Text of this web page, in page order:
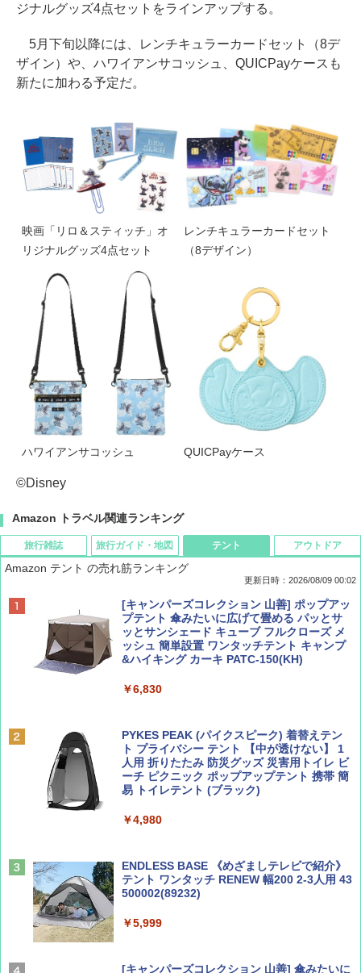
ジナルグッズ4点セットをラインアップする。
5月下旬以降には、レンチキュラーカードセット（8デ
ザイン）や、ハワイアンサコッシュ、QUICPayケースも
新たに加わる予定だ。
映画「リロ＆スティッチ」オ
リジナルグッズ4点セット
レンチキュラーカードセット
（8デザイン）
ハワイアンサコッシュ QUICPayケース
©Disney
Amazon トラベル関連ランキング
旅行雑誌
BE-PAL(ビ-パル) 2026年 9 月号【特別付録:
SOTO ミニマル"旅"財布 ランダム2種】
￥1,500
￥713
旅行ガイド・地図
D40 地球の歩き方 チェンマイ タイ北部の魅
力的な町 2026～2027 地球の歩き方D アジア
￥2,079
￥2,695
球の歩き方A ヨーロッパ
ァキア 2026～2027 地球の歩き方A ヨーロッ
￥2,277
テント
Amazon テント の売れ筋ランキング
更新日時：2026/08/09 00:02
[キャンパーズコレクション 山善] ポップアッ
プテント 傘みたいに広げて畳める パッとサ
ッとサンシェード キューブ フルクローズ メ
ッシュ 簡単設置 ワンタッチテント キャンプ
&ハイキング カーキ PATC-150(KH)
￥6,830
PYKES PEAK (パイクスピーク) 着替えテン
ト プライバシー テント 【中が透けない】 1
人用 折りたたみ 防災グッズ 災害用トイレ ビ
ーチ ピクニック ポップアップテント 携帯 簡
易 トイレテント (ブラック)
￥4,980
ENDLESS BASE 《めざましテレビで紹介》
テント ワンタッチ RENEW 幅200 2-3人用 43
500002(89232)
￥5,999
[キャンパーズコレクション 山善] 傘みたいに
アウトドア